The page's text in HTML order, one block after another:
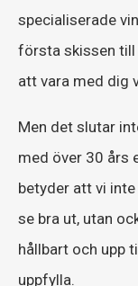
specialiserade
första skissen till
att vara med dig
Men det slutar
med över 30 års
betyder att vi
se bra ut, utan
hållbart och upp
uppfylla.